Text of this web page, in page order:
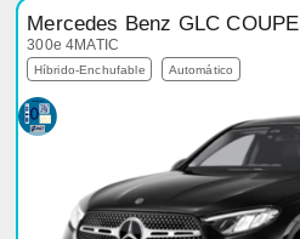
Mercedes Benz GLC COUPE
300e 4MATIC
Híbrido-Enchufable Automático